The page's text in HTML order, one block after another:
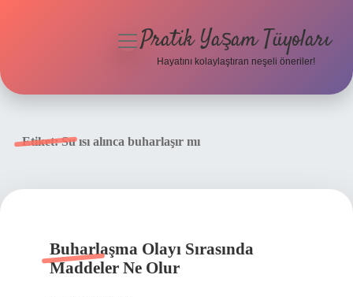
menüyü
Pratik Yaşam Tüyoları
Hayatını kolaylaştıran neşeli öneriler!
Etiket:Su ısı alınca buharlaşır mı
Buharlaşma Olayı Sırasında
Maddeler Ne Olur